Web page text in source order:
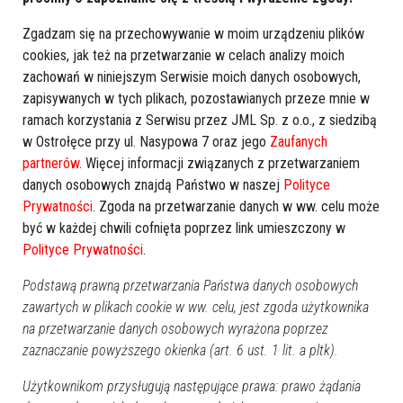
egzekwowanego dłużnika. Ochrona ta polega na tym, że
rozporządzenie przez dłużnika nieruchomością po jej
zajęciu nie ma wpływu na dalsze postępowanie, a
czynności egzekucyjne są ważne tak w stosunku do
dłużnika, jak i w stosunku do nabywcy. Podkreślenia też
wymaga, żerozporządzenie nieruchomością po jej zajęciu
przez komornika (w tym także wydanie orzeczenia
sądowego uwzględniającego powództwo o odwołanie
darowizny) nie jest niedozwolonea jedynie powoduje
bezskuteczność w stosunku do wierzycieli, którzy wszczęli
egzekucję z tej nieruchomości.
Przeniesienie własności zajętej nieruchomości między zbywcą
a osobą trzecią jest ważne, ale bezskuteczne w stosunku do
wierzycieli, którzy wszczęli egzekucję. W konsekwencji
doprowadzili do jej zajęcia, mogą zaspokoić się z niej tak, jakby
Zgadzam się na przechowywanie w moim urządzeniu plików
cookies, jak też na przetwarzanie w celach analizy moich
zachowań w niniejszym Serwisie moich danych osobowych,
zapisywanych w tych plikach, pozostawianych przeze mnie w
ramach korzystania z Serwisu przez JML Sp. z o.o., z siedzibą
w Ostrołęce przy ul. Nasypowa 7 oraz jego Zaufanych
partnerów. Więcej informacji związanych z przetwarzaniem
danych osobowych znajdą Państwo w naszej Polityce
Prywatności. Zgoda na przetwarzanie danych w ww. celu może
być w każdej chwili cofnięta poprzez link umieszczony w
Polityce Prywatności.
Podstawą prawną przetwarzania Państwa danych osobowych
zawartych w plikach cookie w ww. celu, jest zgoda użytkownika
na przetwarzanie danych osobowych wyrażona poprzez
zaznaczanie powyższego okienka (art. 6 ust. 1 lit. a pltk).
Użytkownikom przysługują następujące prawa: prawo żądania